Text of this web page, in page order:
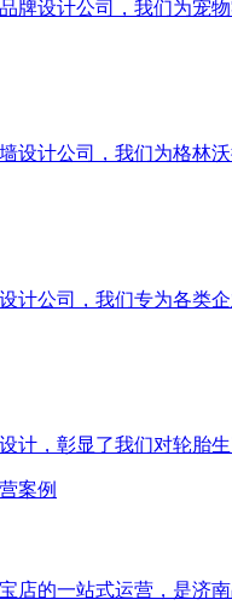
牌设计公司，我们为宠
设计公司，我们为格林
计公司，我们专为各类
计，彰显了我们对轮胎
店的一站式运营，是济